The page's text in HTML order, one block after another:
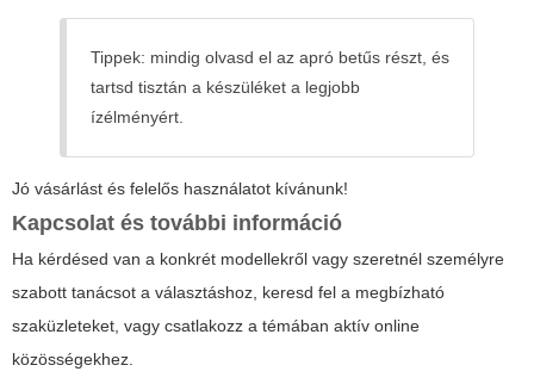
Tippek: mindig olvasd el az apró betűs részt, és
tartsd tisztán a készüléket a legjobb
ízélményért.
Jó vásárlást és felelős használatot kívánunk!
Kapcsolat és további információ
Ha kérdésed van a konkrét modellekről vagy szeretnél személyre
szabott tanácsot a választáshoz, keresd fel a megbízható
szaküzleteket, vagy csatlakozz a témában aktív online
közösségekhez.